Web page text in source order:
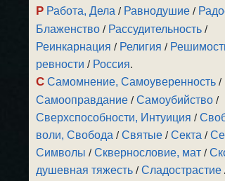
Р Работа, Дела / Равнодушие /
Блаженство / Рассудительность /
Реинкарнация / Религия /
ревности / Россия.
С Самомнение, Самоуверенность /
Самооправдание /Самоубийство /
Сверхспособности, Интуиция /
воли, Свобода /Святые /Секта /
Символы /Сквернословие, мат /
душевная тяжесть /Сладострастие